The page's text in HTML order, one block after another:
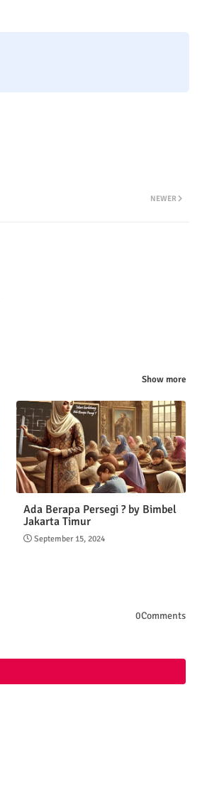
NEWER
Show more
Ada Berapa Persegi ? by Bimbel
Jakarta Timur
September 15, 2024
0Comments